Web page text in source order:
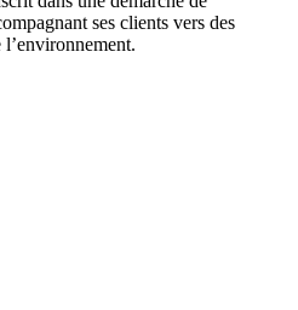
ses clients vers des
l’environnement.